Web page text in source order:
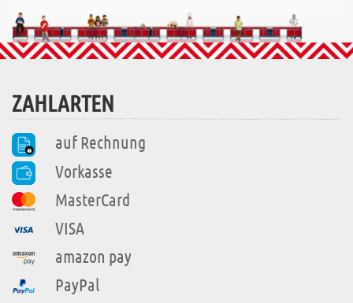
ZAHLARTEN
auf Rechnung
Vorkasse
MasterCard
VISA
amazon pay
PayPal